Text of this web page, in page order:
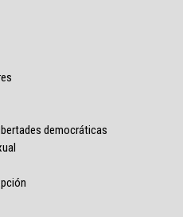
democráticas